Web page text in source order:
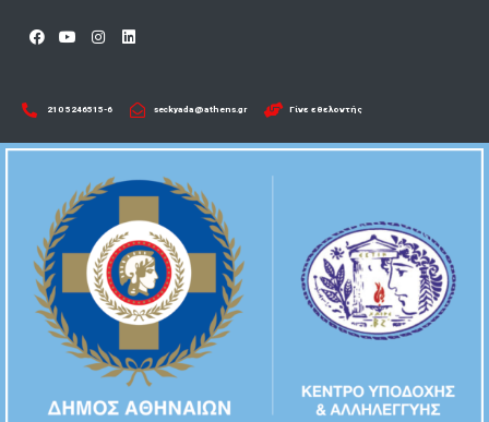
210 5246515-6​ seckyada@athens.gr Γίνε εθελοντής